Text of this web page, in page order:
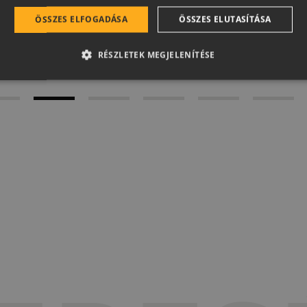
ÖSSZES ELFOGADÁSA ÖSSZES ELUTASÍTÁSA
RÉSZLETEK MEGJELENÍTÉSE